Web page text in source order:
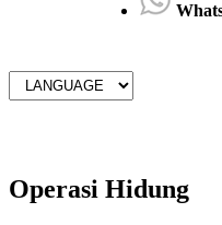
Operasi Hidung